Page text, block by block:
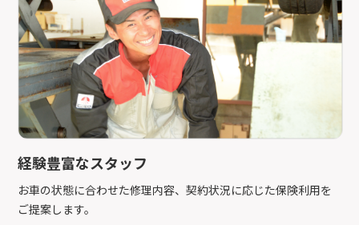
経験豊富なスタッフ
お車の状態に合わせた修理内容、契約状況に応じた保険利用を
ご提案します。